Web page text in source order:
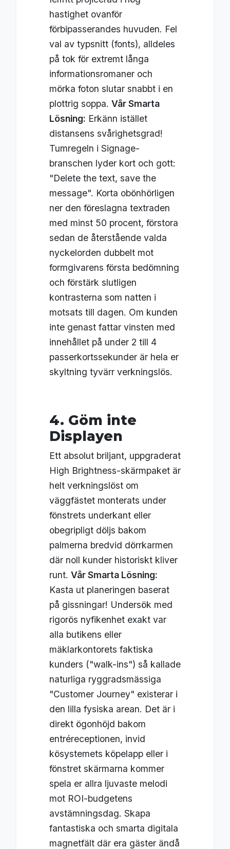
hastighet ovanför
förbipasserandes huvuden. Fel
val av typsnitt (fonts), alldeles
på tok för extremt långa
informationsromaner och
mörka foton slutar snabbt i en
plottrig soppa. Vår Smarta
Lösning: Erkänn istället
distansens svårighetsgrad!
Tumregeln i Signage-
branschen lyder kort och gott:
"Delete the text, save the
message". Korta obönhörligen
ner den föreslagna textraden
med minst 50 procent, förstora
sedan de återstående valda
nyckelorden dubbelt mot
formgivarens första bedömning
och förstärk slutligen
kontrasterna som natten i
motsats till dagen. Om kunden
inte genast fattar vinsten med
innehållet på under 2 till 4
passerkortssekunder är hela er
skyltning tyvärr verkningslös.
4. Göm inte
Displayen
Ett absolut briljant, uppgraderat
High Brightness-skärmpaket är
helt verkningslöst om
väggfästet monterats under
fönstrets underkant eller
obegripligt döljs bakom
palmerna bredvid dörrkarmen
där noll kunder historiskt kliver
runt. Vår Smarta Lösning:
Kasta ut planeringen baserat
på gissningar! Undersök med
rigorös nyfikenhet exakt var
alla butikens eller
mäklarkontorets faktiska
kunders ("walk-ins") så kallade
naturliga ryggradsmässiga
"Customer Journey" existerar i
den lilla fysiska arean. Det är i
direkt ögonhöjd bakom
entréreceptionen, invid
kösystemets köpelapp eller i
fönstret skärmarna kommer
spela er allra ljuvaste melodi
mot ROI-budgetens
avstämningsdag. Skapa
fantastiska och smarta digitala
magnetfält där era gäster ändå